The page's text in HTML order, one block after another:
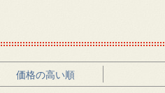
価格の高い順